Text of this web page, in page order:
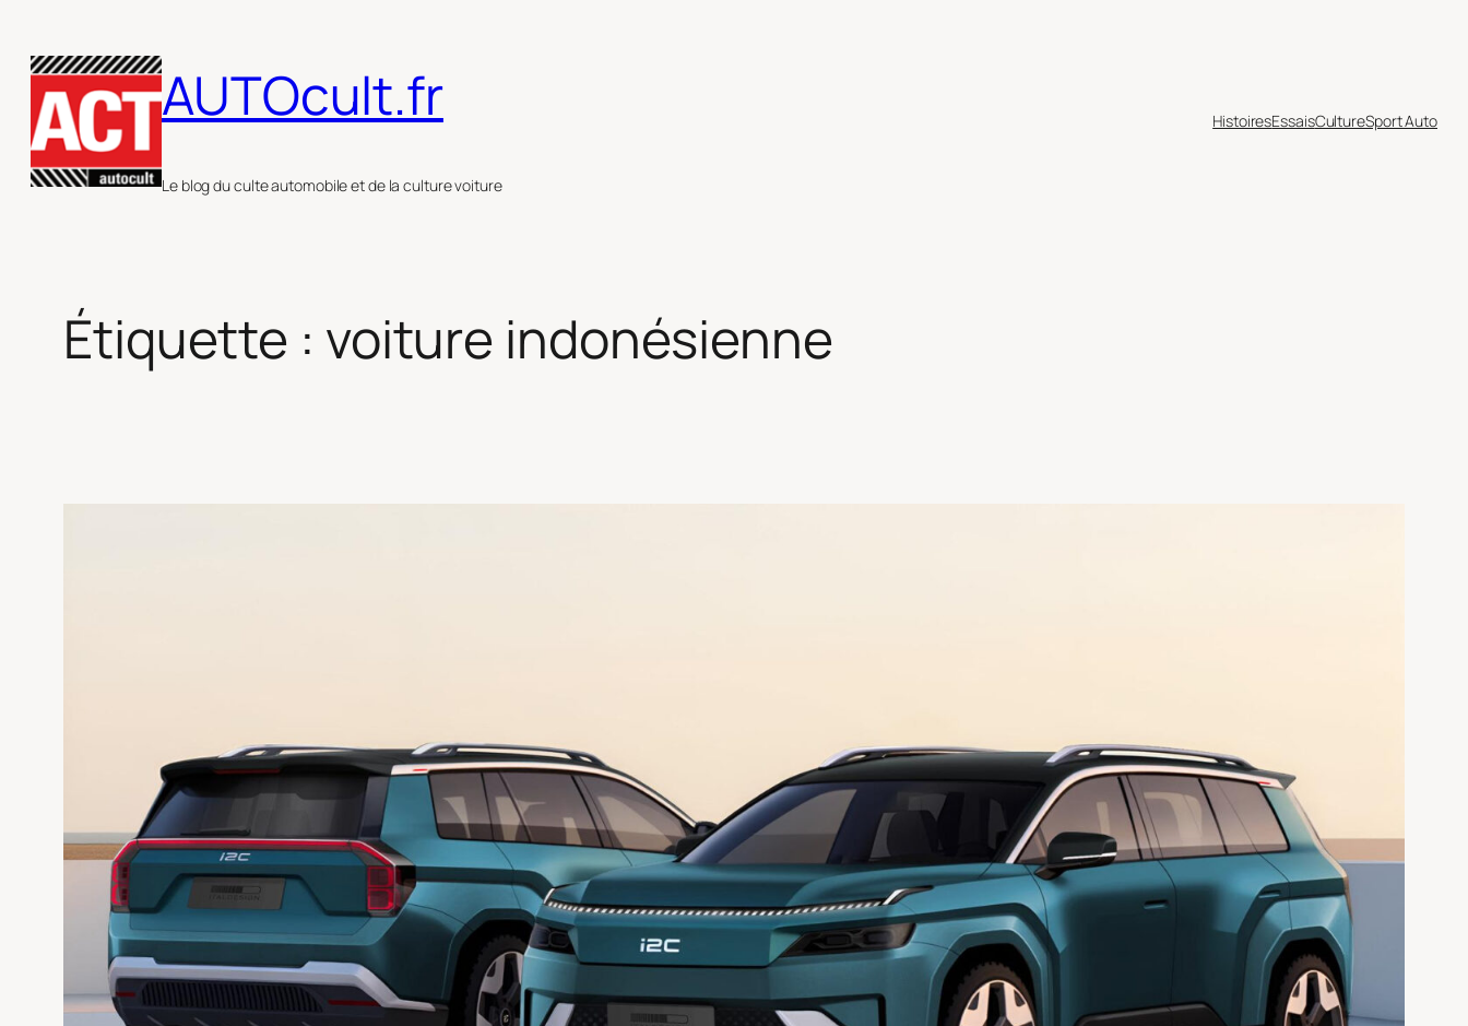
au
contenu
AUTOcult.fr
Le blog du culte automobile et de la culture voiture
HistoiresEssaisCultureSport Auto
Étiquette : voiture indonésienne